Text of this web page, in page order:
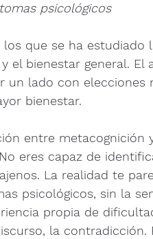
psicológicos
los que se ha
el bienestar general.
un lado con elecciones
bienestar.
entre metacognición
eres capaz de
La realidad te
psicológicos, sin la
propia de
la contradicción.